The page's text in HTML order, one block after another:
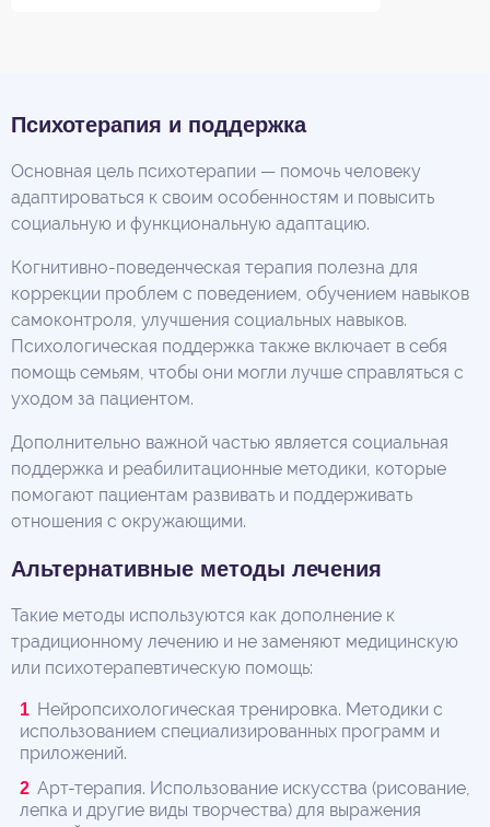
Психотерапия и поддержка
Основная цель психотерапии — помочь человеку
адаптироваться к своим особенностям и повысить
социальную и функциональную адаптацию.
Когнитивно-поведенческая терапия полезна для
коррекции проблем с поведением, обучением навыков
самоконтроля, улучшения социальных навыков.
Психологическая поддержка также включает в себя
помощь семьям, чтобы они могли лучше справляться с
уходом за пациентом.
Дополнительно важной частью является социальная
поддержка и реабилитационные методики, которые
помогают пациентам развивать и поддерживать
отношения с окружающими.
Альтернативные методы лечения
Такие методы используются как дополнение к
традиционному лечению и не заменяют медицинскую
или психотерапевтическую помощь:
Нейропсихологическая тренировка. Методики с
использованием специализированных программ и
приложений.
Арт-терапия. Использование искусства (рисование,
лепка и другие виды творчества) для выражения